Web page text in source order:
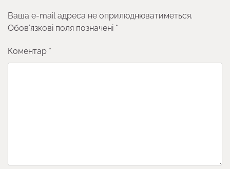
Ваша e-mail адреса не оприлюднюватиметься.
Обов’язкові поля позначені *
Коментар *